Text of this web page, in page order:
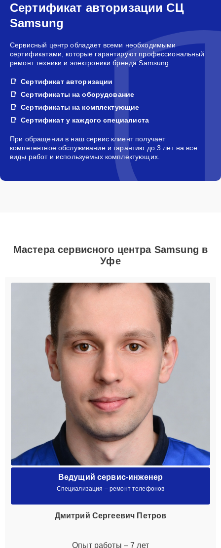
Сертификат авторизации СЦ
Samsung
Сервисный центр обладает всеми необходимыми
сертификатами, которые гарантируют профессиональный
ремонт техники и электроники бренда Samsung:
Сертификат авторизации
Сертификаты на оборудование
Сертификаты на комплектующие
Сертификат у каждого специалиста
При обращении в наш сервис клиент получает
компетентное обслуживание и гарантию до 3 лет на все
виды работ и используемых комплектующих.
Мастера сервисного центра Samsung в
Уфе
Ведущий сервис-инженер
Специализация – ремонт телефонов
Дмитрий Сергеевич Петров
Опыт работы – 7 лет